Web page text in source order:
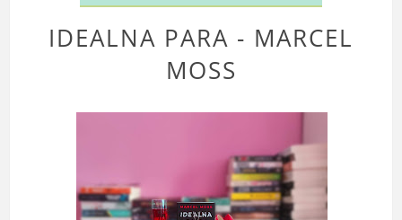
IDEALNA PARA - MARCEL
MOSS